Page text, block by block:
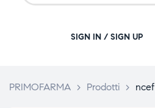
SIGN IN / SIGN UP
PRIMOFARMA > Prodotti > ncef